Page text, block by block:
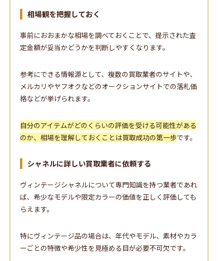
相場観を把握しておく
事前におおまかな相場を調べておくことで、提示された査
定金額が妥当かどうかを判断しやすくなります。
参考にできる情報源として、複数の買取業者のサイトや、
メルカリやヤフオクなどのオークションサイトでの落札価
格などが挙げられます。
自分のアイテムがどのくらいの評価を受ける可能性がある
のか、相場を理解しておくことは買取成功の第一歩です。
シャネルに詳しい買取業者に依頼する
ヴィンテージシャネルについて専門知識を持つ業者であれ
ば、希少なモデルや限定カラーの価値を正しく評価しても
らえます。
特にヴィンテージ品の場合は、年代やモデル、素材やカラ
ーごとの特徴や希少性を見極める目が必要不可欠です。